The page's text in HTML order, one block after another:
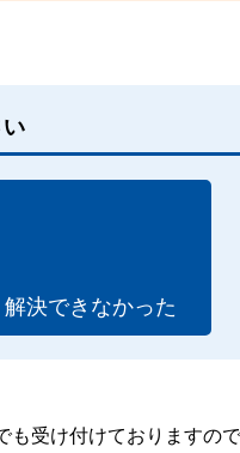
解決できなかった
も受け付けておりますの